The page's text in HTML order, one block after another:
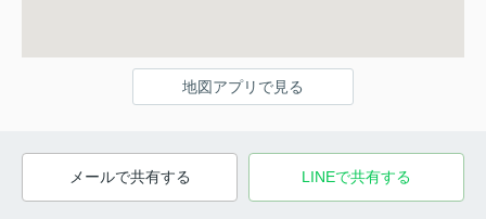
地図アプリで見る
メールで共有する LINEで共有する